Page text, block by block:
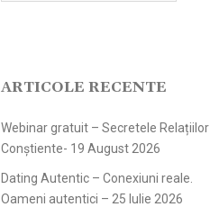
ARTICOLE RECENTE
Webinar gratuit – Secretele Relațiilor
Conștiente- 19 August 2026
Dating Autentic – Conexiuni reale.
Oameni autentici – 25 Iulie 2026